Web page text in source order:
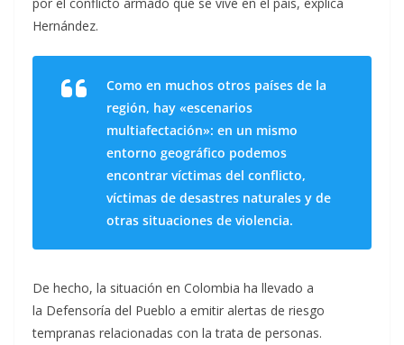
Hernández.
Como en muchos otros países de la
región, hay «escenarios
multiafectación»: en un mismo
entorno geográfico podemos
encontrar víctimas del conflicto,
víctimas de desastres naturales y de
otras situaciones de violencia.
De hecho, la situación en Colombia ha llevado a
la Defensoría del Pueblo a emitir alertas de riesgo
tempranas relacionadas con la trata de personas.